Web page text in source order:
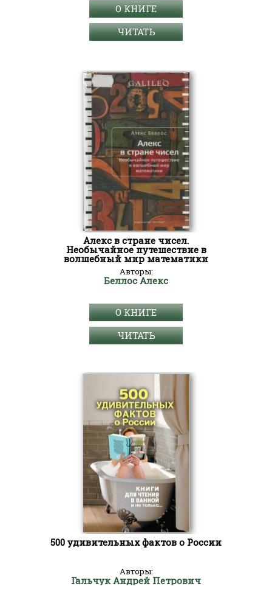
О КНИГЕ
ЧИТАТЬ
Алекс в стране чисел.
Необычайное путешествие в
волшебный мир математики
Авторы:
Беллос Алекс
О КНИГЕ
ЧИТАТЬ
500 удивительных фактов о России
Авторы:
Гальчук Андрей Петрович